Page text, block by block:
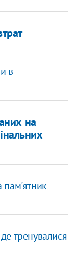
в
на
пам'ятник
тренувалися